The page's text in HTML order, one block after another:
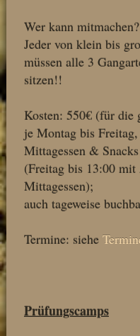
Wer kann mitmachen?
Jeder von klein bis
müssen alle 3
sitzen!!
Kosten: 550€ (für die
je Montag bis
Mittagessen & Snacks
(Freitag bis 13:00 mit
Mittagessen);
auch tageweise
Termine: siehe
Prüfungscamps